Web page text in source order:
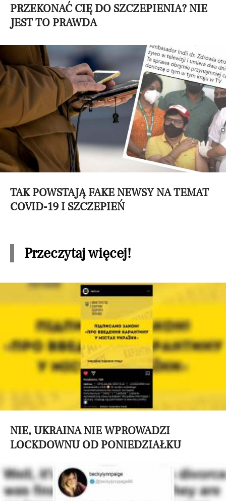
PRZEKONAĆ CIĘ DO SZCZEPIENIA? NIE
JEST TO PRAWDA
TAK POWSTAJĄ FAKE NEWSY NA TEMAT
COVID-19 I SZCZEPIEŃ
Przeczytaj więcej!
NIE, UKRAINA NIE WPROWADZI
LOCKDOWNU OD PONIEDZIAŁKU